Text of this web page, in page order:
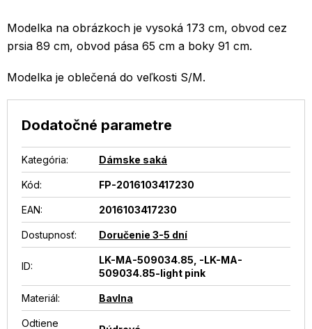
Modelka na obrázkoch je vysoká 173 cm, obvod cez
prsia 89 cm, obvod pása 65 cm a boky 91 cm.
Modelka je oblečená do veľkosti S/M.
Dodatočné parametre
Kategória: Dámske saká
Kód: FP-2016103417230
EAN: 2016103417230
Dostupnosť: Doručenie 3-5 dní
ID:
LK-MA-509034.85, -LK-MA-
509034.85-light pink
Materiál: Bavlna
Odtiene